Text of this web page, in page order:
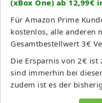
(xBox One) ab 12,99€
Für Amazon Prime
kostenlos, alle anderen
Gesamtbestellwert 3€
Die Ersparnis von 2€ ist
sind immerhin bei
zudem ist es der